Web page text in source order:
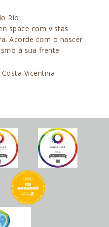
Rio
space com vistas
Acorde com o nascer
à sua frente
Vicentina